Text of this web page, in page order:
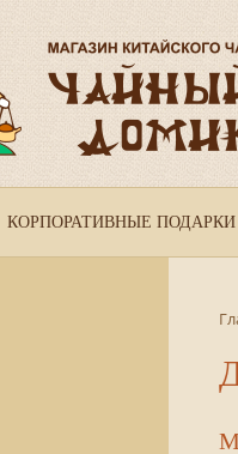
КОРПОРАТИВНЫЕ ПОДАРКИ